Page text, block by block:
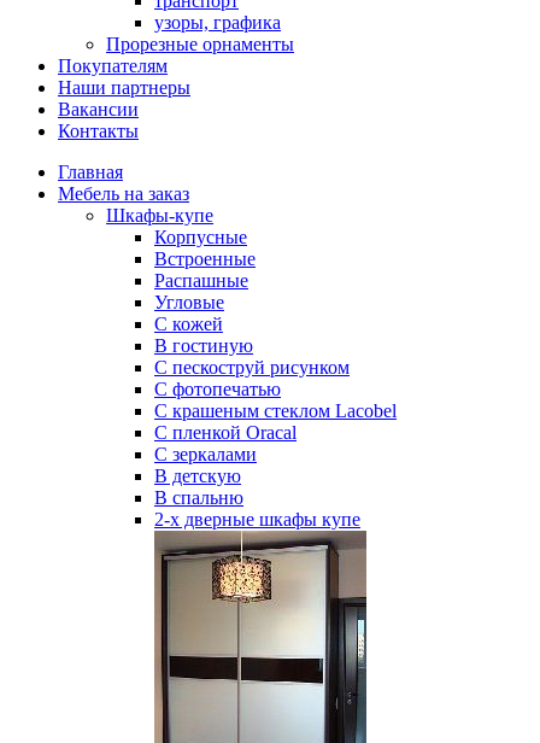
узоры, графика
Прорезные орнаменты
Покупателям
Наши партнеры
Вакансии
Контакты
Главная
Мебель на заказ
Шкафы-купе
Корпусные
Встроенные
Распашные
Угловые
С кожей
В гостиную
С пескоструй рисунком
С фотопечатью
С крашеным стеклом Lacobel
С пленкой Oracal
С зеркалами
В детскую
В спальню
2-х дверные шкафы купе